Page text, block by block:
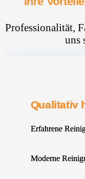
Professionalität,
uns
Qualitativ
Erfahrene
Moderne